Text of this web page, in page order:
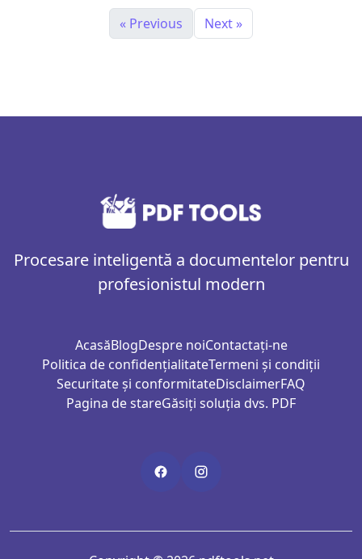
« Previous Next »
Procesare inteligentă a documentelor pentru
profesionistul modern
AcasăBlogDespre noiContactați-ne
Politica de confidențialitateTermeni și condiții
Securitate și conformitateDisclaimerFAQ
Pagina de stareGăsiți soluția dvs. PDF